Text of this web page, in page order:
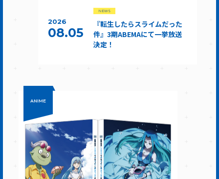
2026
08.05
NEWS
『転生したらスライムだった
件』3期ABEMAにて一挙放送
決定！
ANIME